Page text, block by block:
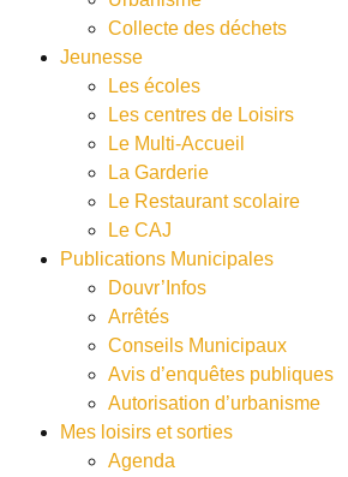
Collecte des déchets
Jeunesse
Les écoles
Les centres de Loisirs
Le Multi-Accueil
La Garderie
Le Restaurant scolaire
Le CAJ
Publications Municipales
Douvr’Infos
Arrêtés
Conseils Municipaux
Avis d’enquêtes publiques
Autorisation d’urbanisme
Mes loisirs et sorties
Agenda